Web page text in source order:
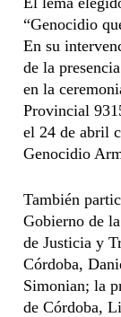
“Genocidio
En su
de la
en la
Provincial
el 24 de abril
Genocidio
También
Gobierno de
de Justicia y
Córdoba,
Simonian; la
de Córdoba,